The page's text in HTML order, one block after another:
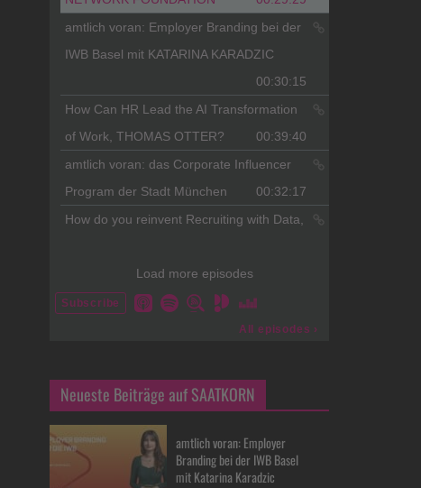
Neueste Beiträge auf SAATKORN
amtlich voran: Employer
Branding bei der IWB Basel
mit Katarina Karadzic